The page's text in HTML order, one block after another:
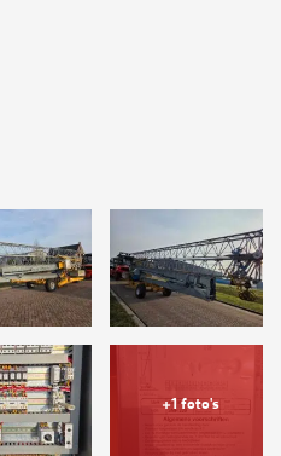
+1 foto's